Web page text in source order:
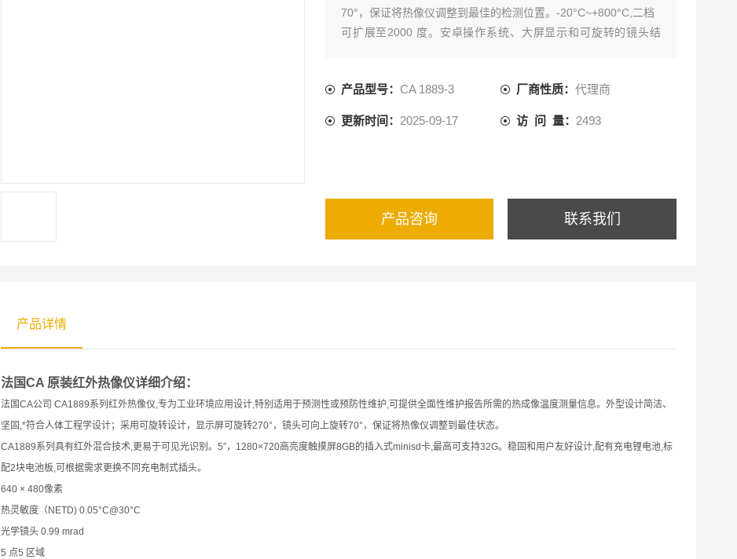
70°，保证将热像仪调整到最佳的检测位置。-20°C~+800°C,二档
可扩展至2000 度。安卓操作系统、大屏显示和可旋转的镜头结
安卓平台应用。
产品型号： CA 1889-3 厂商性质：代理商
更新时间： 2025-09-17 访 问 量： 2493
产品咨询 联系我们
产品详情
法国CA 原装红外热像仪详细介绍：
法国CA公司 CA1889系列红外热像仪,专为工业环境应用设计,特别适用于预测性或预防性维护,可提供全面性维护报告所需的热成像温度测量信息。外型设计简洁、
坚固,*符合人体工程学设计；采用可旋转设计，显示屏可旋转270°，镜头可向上旋转70°，保证将热像仪调整到最佳状态。
CA1889系列具有红外混合技术,更易于可见光识别。5″，1280×720高亮度触摸屏8GB的插入式minisd卡,最高可支持32G。稳固和用户友好设计,配有充电锂电池,标
配2块电池板,可根据需求更换不同充电制式插头。
640 × 480像素
热灵敏度（NETD) 0.05°C@30°C
光学镜头 0.99 mrad
5 点5 区域